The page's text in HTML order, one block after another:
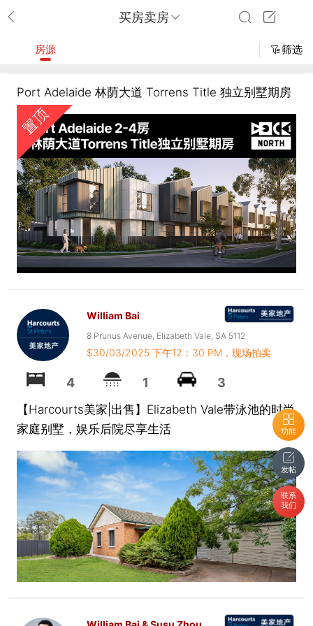
买房卖房
功能
发帖
联系
我们
房源 筛选
Port Adelaide 林荫大道 Torrens Title 独立别墅期房
William Bai
8 Prunus Avenue, Elizabeth Vale, SA 5112
$30/03/2025 下午12：30 PM，现场拍卖
4 1 3
【Harcourts美家|出售】Elizabeth Vale带泳池的时尚
家庭别墅，娱乐后院尽享生活